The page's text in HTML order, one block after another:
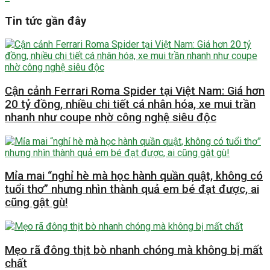
Tin tức gần đây
Cận cảnh Ferrari Roma Spider tại Việt Nam: Giá hơn
20 tỷ đồng, nhiều chi tiết cá nhân hóa, xe mui trần
nhanh như coupe nhờ công nghệ siêu độc
Mỉa mai “nghỉ hè mà học hành quần quật, không có
tuổi thơ” nhưng nhìn thành quả em bé đạt được, ai
cũng gật gù!
Mẹo rã đông thịt bò nhanh chóng mà không bị mất
chất